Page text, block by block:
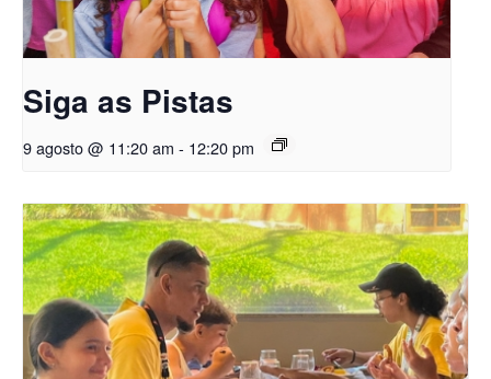
Siga as Pistas
9 agosto @ 11:20 am - 12:20 pm